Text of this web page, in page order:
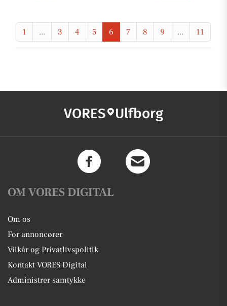
1 ... 3 4 5 6 7 8 9 ... 11
VORES Ulfborg
OM VORES DIGITAL
Om os
For annoncører
Vilkår og Privatlivspolitik
Kontakt VORES Digital
Administrer samtykke